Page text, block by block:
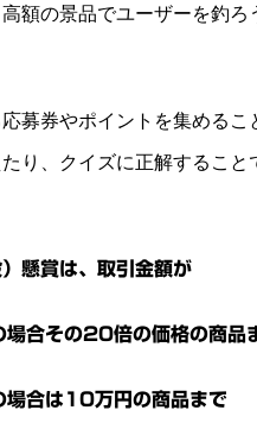
額の景品でユーザーを釣
募券やポイントを集める
り、クイズに正解するこ
懸賞は、取引金額が
合その20倍の価格の商品
合は10万円の商品まで